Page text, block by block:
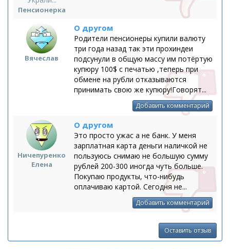
Пенсионерка
Вячеслав
О другом
Родители пенсионеры купили валюту
три года назад так эти прохиндеи
подсунули в общую массу им потёртую
купюру 100$ с печатью ,теперь при
обмене на рубли отказываются
принимать свою же купюру!Говорят...
Добавить комментарий
Ничепуренко
Елена
О другом
Это просто ужас а не банк. У меня
зарплатная карта деньги наличкой не
пользуюсь снимаю не большую сумму
рублей 200-300 иногда чуть больше.
Покупаю продукты, что-нибудь
оплачиваю картой. Сегодня не...
Добавить комментарий
Оставить отзыв